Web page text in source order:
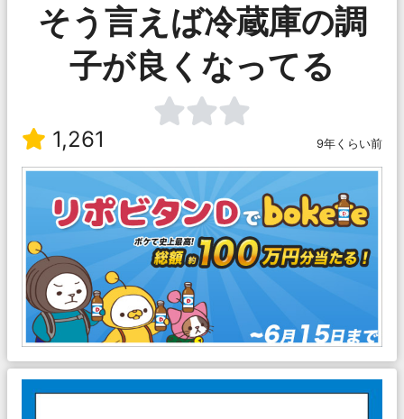
そう言えば冷蔵庫の調
子が良くなってる
1,261 9年くらい前